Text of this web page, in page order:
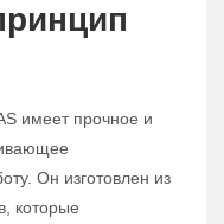
имеет прочное и
Он изготовлен из
которые